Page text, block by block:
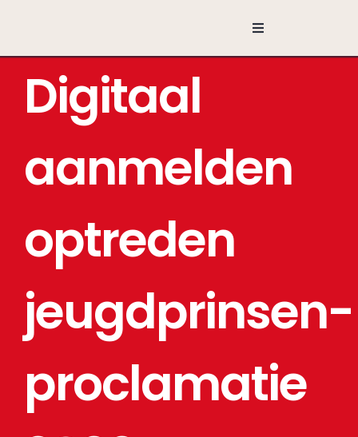
inhoud
Toggle
Digitaal
aanmelden
optreden
jeugdprinsen-
proclamatie